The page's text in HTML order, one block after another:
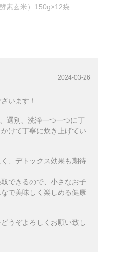
素玄米）150g×12袋
2024-03-26
います！
選別、洗浄一つ一つに丁
けて丁寧に炊き上げてい
、デトックス効果も期待
できるので、小さなお子
で美味しく楽しめる健康
うぞよろしくお願い致し